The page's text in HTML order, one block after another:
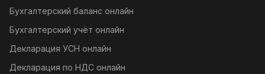
Бухгалтерский баланс онлайн
Бухгалтерский учёт онлайн
Декларация УСН онлайн
Декларация по НДС онлайн